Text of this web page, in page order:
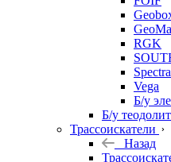
RGK
Vega
Б/у
Б/у
Трассоискатели
Назад